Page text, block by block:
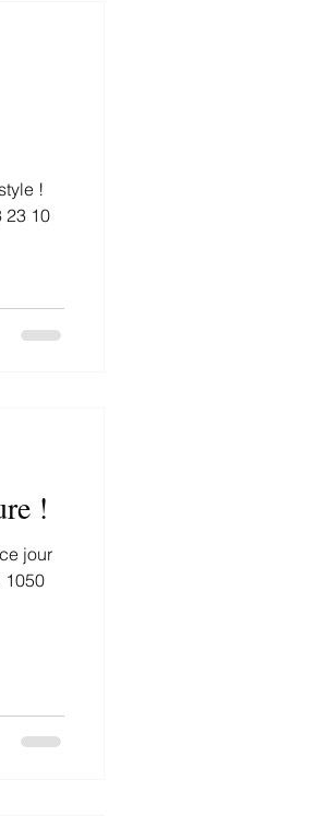
!
23 10
!
jour
1050